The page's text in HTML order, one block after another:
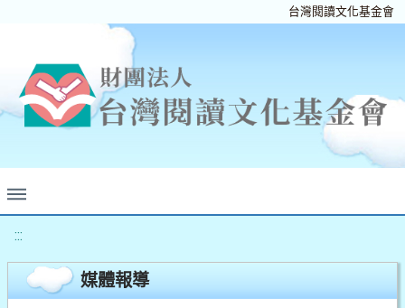
台灣閱讀文化基金會
:::
媒體報導